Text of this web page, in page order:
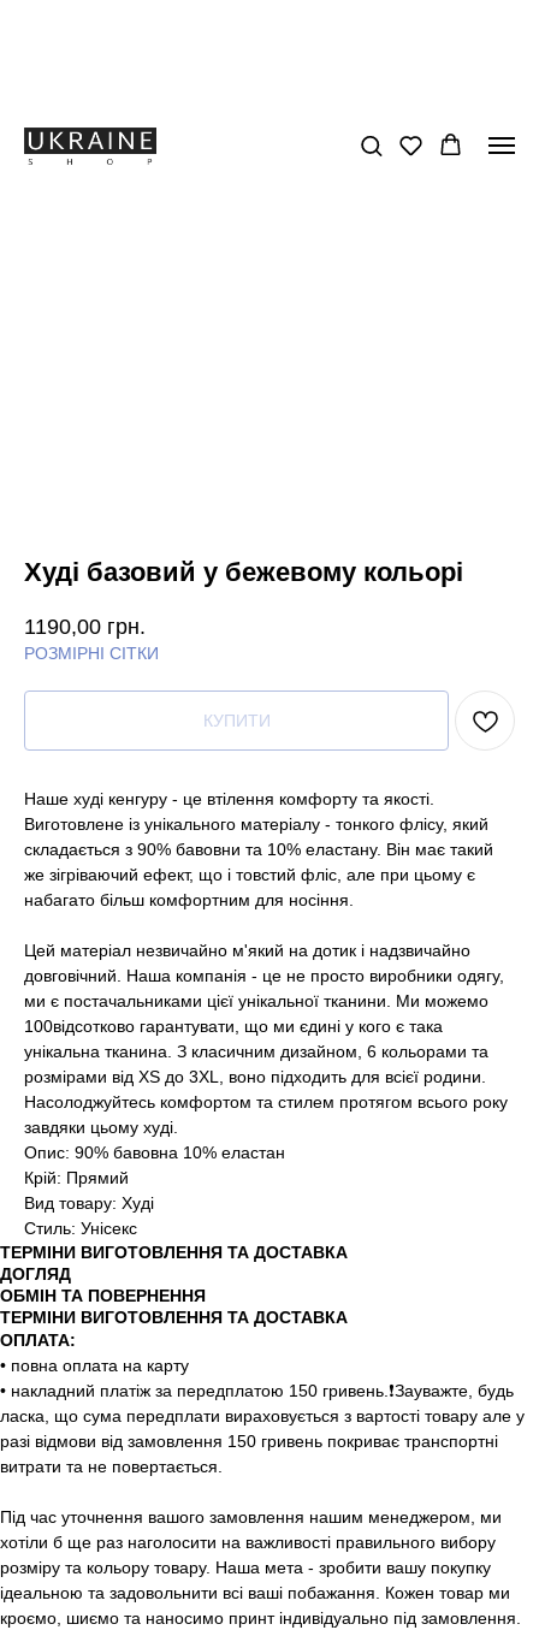
Худі базовий у бежевому кольорі
1190,00 грн.
РОЗМІРНІ СІТКИ
КУПИТИ
Наше худі кенгуру - це втілення комфорту та якості.
Виготовлене із унікального матеріалу - тонкого флісу, який
складається з 90% бавовни та 10% еластану. Він має такий
же зігріваючий ефект, що і товстий фліс, але при цьому є
набагато більш комфортним для носіння.
Цей матеріал незвичайно м'який на дотик і надзвичайно
довговічний. Наша компанія - це не просто виробники одягу,
ми є постачальниками цієї унікальної тканини. Ми можемо
100відсотково гарантувати, що ми єдині у кого є така
унікальна тканина. З класичним дизайном, 6 кольорами та
розмірами від XS до 3XL, воно підходить для всієї родини.
Насолоджуйтесь комфортом та стилем протягом всього року
завдяки цьому худі.
Опис: 90% бавовна 10% еластан
Крій: Прямий
Вид товару: Худі
Стиль: Унісекс
ТЕРМІНИ ВИГОТОВЛЕННЯ ТА ДОСТАВКА
ДОГЛЯД
ОБМІН ТА ПОВЕРНЕННЯ
ТЕРМІНИ ВИГОТОВЛЕННЯ ТА ДОСТАВКА
ОПЛАТА:
• повна оплата на карту
• накладний платіж за передплатою 150 гривень.❗️Зауважте, будь
ласка, що сума передплати вираховується з вартості товару але у
разі відмови від замовлення 150 гривень покриває транспортні
витрати та не повертається.
Під час уточнення вашого замовлення нашим менеджером, ми
хотіли б ще раз наголосити на важливості правильного вибору
розміру та кольору товару. Наша мета - зробити вашу покупку
ідеальною та задовольнити всі ваші побажання. Кожен товар ми
кроємо, шиємо та наносимо принт індивідуально під замовлення.